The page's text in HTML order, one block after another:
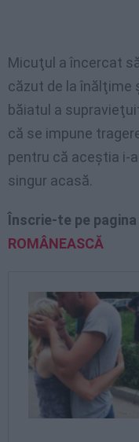
Micuţul a încercat
căzut de la înălţime
băiatul a
că se impune
pentru că aceştia i-
singur acasă.
Înscrie-te pe
ROMÂNEASCĂ